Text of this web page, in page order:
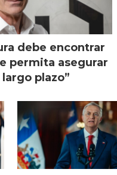
debe encontrar
permita asegurar
plazo”